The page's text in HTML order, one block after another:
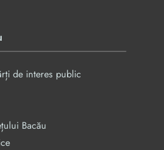
de interes public
Bacău